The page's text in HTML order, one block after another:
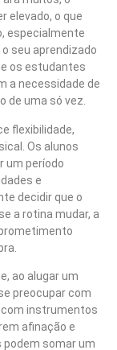
elevado, o que
especialmente
seu aprendizado
os estudantes
a necessidade de
de uma só vez.
flexibilidade,
Os alunos
um período
e
decidir que o
a rotina mudar, a
ao alugar um
preocupar com
instrumentos
afinação e
podem somar um